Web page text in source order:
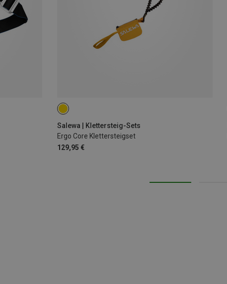
Salewa | Klettersteig-Sets
Ergo Core Klettersteigset
129,95 €